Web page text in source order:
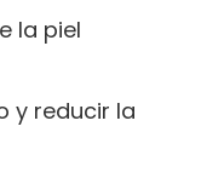
la piel
y reducir la